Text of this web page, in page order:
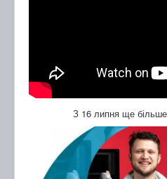
З 16 липня ще більше